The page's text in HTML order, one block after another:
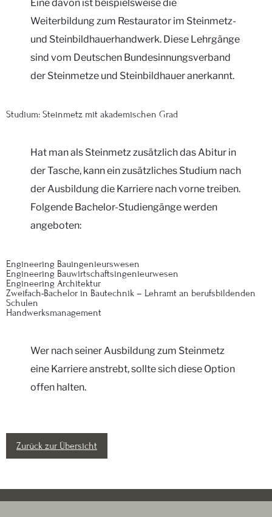
Zurück zur Übersicht
Eine davon ist beispielsweise die
Weiterbildung zum Restaurator im Steinmetz-
und Steinbildhauerhandwerk. Diese Lehrgänge
sind vom Deutschen Bundesinnungsverband
der Steinmetze und Steinbildhauer anerkannt.
Studium: Steinmetz mit akademischen Grad
Hat man als Steinmetz zusätzlich das Abitur in
der Tasche, kann ein zusätzliches Studium nach
der Ausbildung die Karriere nach vorne treiben.
Folgende Bachelor-Studiengänge werden
angeboten:
Engineering Bauingenieurswesen
Engineering Bauwirtschaftsingenieurwesen
Engineering Architektur
Zweifach-Bachelor in Bautechnik – Lehramt an berufsbildenden
Schulen
Handwerksmanagement
Wer nach seiner Ausbildung zum Steinmetz
eine Karriere anstrebt, sollte sich diese Option
offen halten.